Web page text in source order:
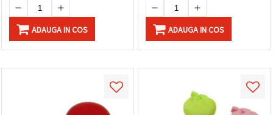
ADAUGA IN COS ADAUGA IN COS